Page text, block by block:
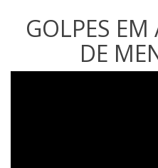
GOLPES
DE